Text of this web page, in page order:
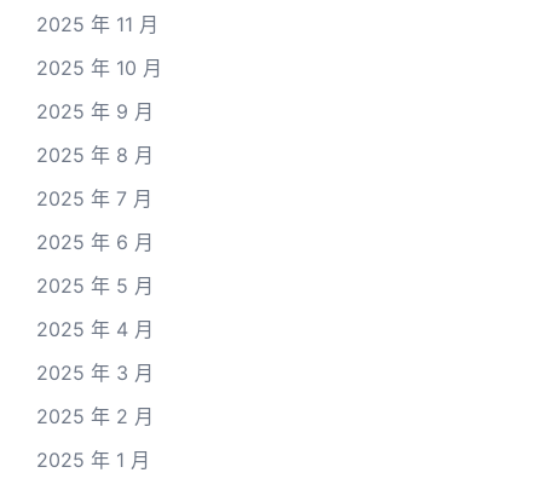
2025 年 11 月
2025 年 10 月
2025 年 9 月
2025 年 8 月
2025 年 7 月
2025 年 6 月
2025 年 5 月
2025 年 4 月
2025 年 3 月
2025 年 2 月
2025 年 1 月